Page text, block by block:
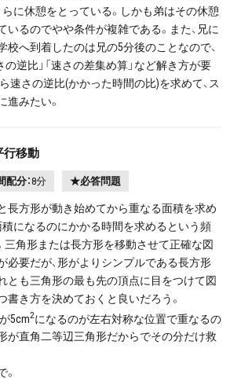
らに休憩をとっている。しかも弟はその休憩
いるのでやや条件が複雑である。また、兄に
校へ到着したのは兄の5分後のことなので、
の逆比」「速さの差集め算」など解き方が要
速さの逆比(かかった時間の比)を求めて、ス
進みたい。
行移動
配分：8分 ★必答問題
長方形が動き始めてから重なる面積を求め
積になるのにかかる時間を求めるという頻
三角形または長方形を移動させて正確な図
必要だが、形がよりシンプルである長方形
とも三角形の最も先の頂点に目をつけて図
書き方を決めておくと良いだろう。
5cm2になるのが左右対称な位置で重なるの
が直角二等辺三角形だからでその分だけ救